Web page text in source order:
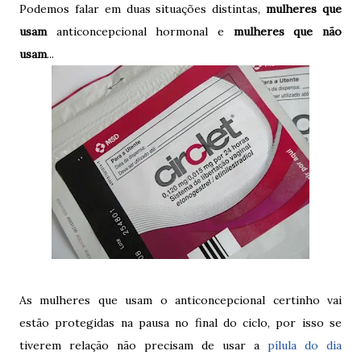
Podemos falar em duas situações distintas,mulheres que
usamanticoncepcional hormonal e mulheres que não
usam...
As mulheres que usam o anticoncepcional certinho vai
estão protegidas na pausa no final do ciclo, por isso se
tiverem relação não precisam de usar a pílula do dia